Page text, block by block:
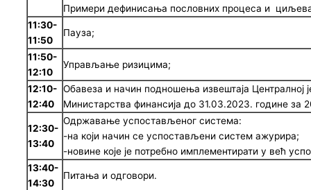
Примери дефинисања пословних процеса и
11:30-
11:50
Пауза;
11:50-
12:10
Управљање ризицима;
12:10-
12:40
Обавеза и начин подношења извештаја Централној
Министарства финансија до 31.03.2023. године за
12:30-
13:40
Одржавање успостављеног система:
-на који начин се успостављени систем ажурира;
-новине које је потребно имплементирати у већ
13:40-
14:30
Питања и одговори.